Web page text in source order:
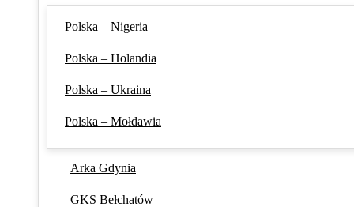
Polska – Nigeria
Polska – Holandia
Polska – Ukraina
Polska – Mołdawia
Arka Gdynia
GKS Bełchatów